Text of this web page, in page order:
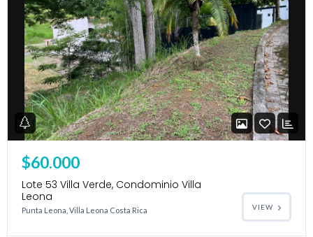
$60.000
Lote 53 Villa Verde, Condominio Villa
Leona
Punta Leona, Villa Leona Costa Rica VIEW